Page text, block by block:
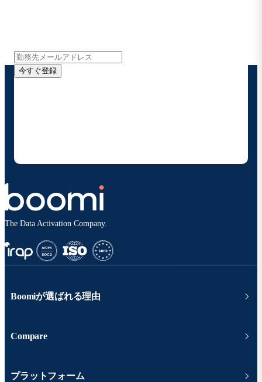
今すぐ登録
The Data Activation Company.
Boomiが選ばれる理由
Compare
プラットフォーム